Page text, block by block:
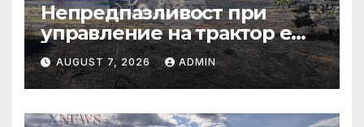
Непредпазливост при
управление на трактор е
причина за вчерашния
пожар край
тополовградското село
Българска поляна
AUGUST 7, 2026 ADMIN